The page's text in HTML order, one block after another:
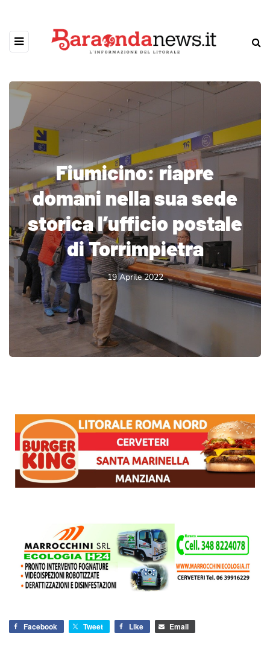
Fiumicino: riapre
domani nella sua sede
storica l’ufficio postale
di Torrimpietra
19 Aprile 2022
Facebook Tweet Like Email